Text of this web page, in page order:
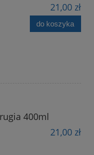
21,00 zł
do koszyka
400ml
21,00 zł